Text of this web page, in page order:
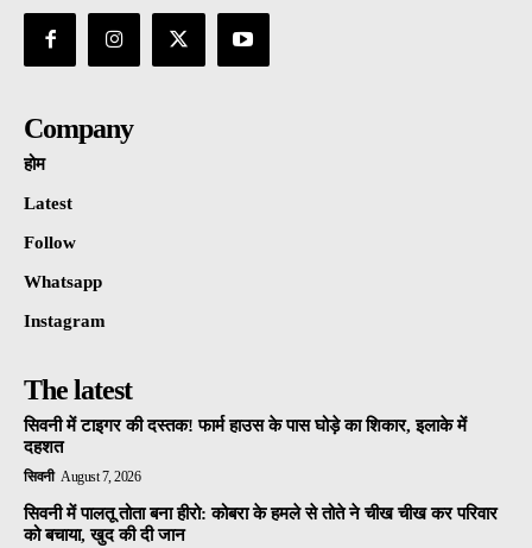
Company
होम
Latest
Follow
Whatsapp
Instagram
The latest
सिवनी में टाइगर की दस्तक! फार्म हाउस के पास घोड़े का शिकार, इलाके में
दहशत
सिवनी August 7, 2026
सिवनी में पालतू तोता बना हीरो: कोबरा के हमले से तोते ने चीख चीख कर परिवार
को बचाया, खुद की दी जान